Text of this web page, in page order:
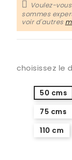
Voulez-
sommes
voir d'autres
choisissez le
50 cms
75 cms
110 cm